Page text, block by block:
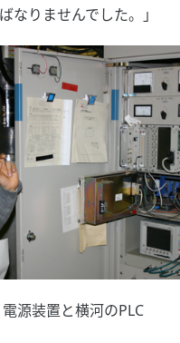
なりませんでした。」
電源装置と横河のPLC